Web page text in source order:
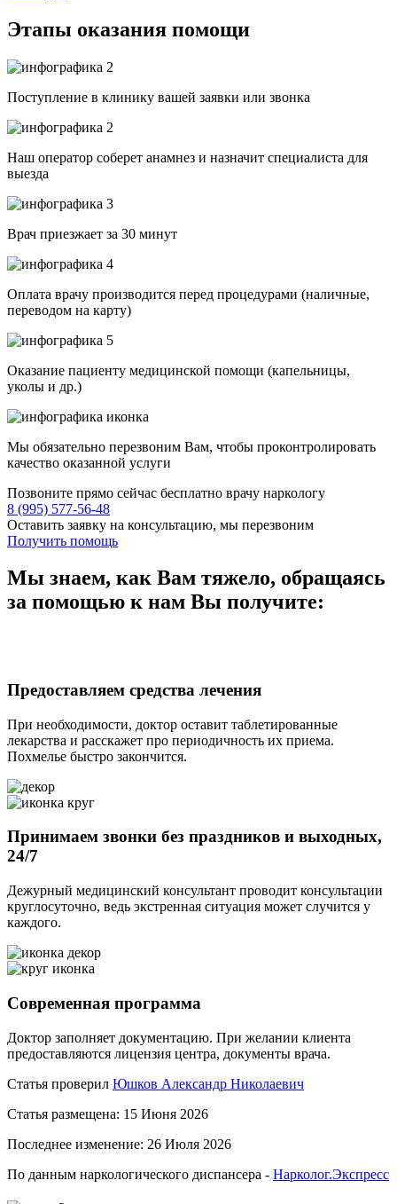
Этапы оказания помощи
Поступление в клинику вашей заявки или звонка
Наш оператор соберет анамнез и назначит специалиста для
выезда
Врач приезжает за 30 минут
Оплата врачу производится перед процедурами (наличные,
переводом на карту)
Оказание пациенту медицинской помощи (капельницы,
уколы и др.)
Мы обязательно перезвоним Вам, чтобы проконтролировать
качество оказанной услуги
Позвоните прямо сейчас бесплатно врачу наркологу
8 (995) 577-56-48
Оставить заявку на консультацию, мы перезвоним
Получить помощь
Мы знаем, как Вам тяжело, обращаясь
за помощью к нам Вы получите:
Предоставляем средства лечения
При необходимости, доктор оставит таблетированные
лекарства и расскажет про периодичность их приема.
Похмелье быстро закончится.
Принимаем звонки без праздников и выходных,
24/7
Дежурный медицинский консультант проводит консультации
круглосуточно, ведь экстренная ситуация может случится у
каждого.
Современная программа
Доктор заполняет документацию. При желании клиента
предоставляются лицензия центра, документы врача.
Статья проверил Юшков Александр Николаевич
Статья размещена: 15 Июня 2026
Последнее изменение: 26 Июля 2026
По данным наркологического диспансера - Нарколог.Экспресс